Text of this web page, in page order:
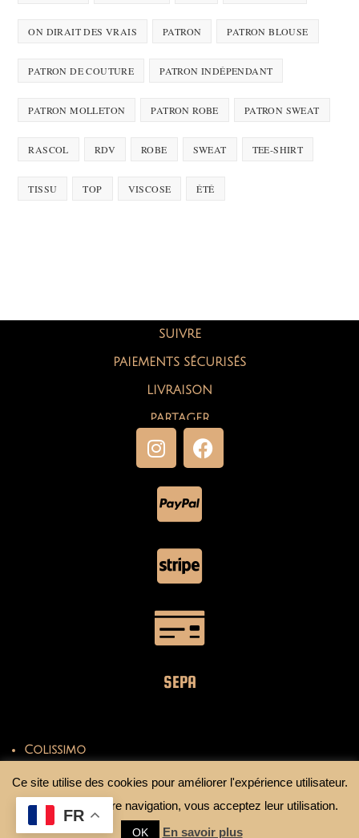
ON DIRAIT DES VRAIS PATRON PATRON BLOUSE
PATRON DE COUTURE PATRON INDÉPENDANT
PATRON MOLLETON PATRON ROBE PATRON SWEAT
RASCOL RDV ROBE SWEAT TEE-SHIRT
TISSU TOP VISCOSE ÉTÉ
SUIVRE
PAIEMENTS SÉCURISÉS
LIVRAISON
PARTAGER
SEPA
Colissimo
Ce site utilise des cookies pour améliorer l'expérience utilisateur.
En continuant votre navigation, vous acceptez leur utilisation.
OK En savoir plus
FR